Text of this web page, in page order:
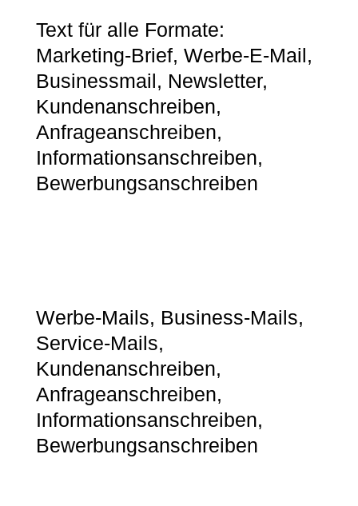
Text für alle Formate:
Marketing-Brief, Werbe-E-Mail,
Businessmail, Newsletter,
Kundenanschreiben,
Anfrageanschreiben,
Informationsanschreiben,
Bewerbungsanschreiben
Werbe-Mails, Business-Mails,
Service-Mails,
Kundenanschreiben,
Anfrageanschreiben,
Informationsanschreiben,
Bewerbungsanschreiben